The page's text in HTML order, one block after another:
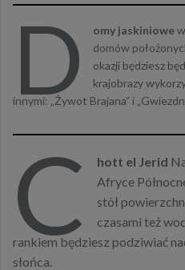
D omy jaskiniowe
domów
okazji będziesz
krajobrazy
innymi: „Żywot Brajana” i
C hott el Jerid
Afryce
stół
czasami też
rankiem będziesz podziwiać
słońca.